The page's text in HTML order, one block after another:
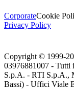
CorporateCookie
Privacy Policy
Copyright © 1999-
03976881007 - Tutti
S.p.A. - RTI S.p.A.,
Bassi) - Uffici Viale